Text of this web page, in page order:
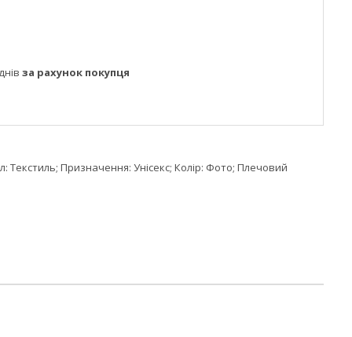
за рахунок покупця
Призначення: Унісекс; Колір: Фото; Плечовий